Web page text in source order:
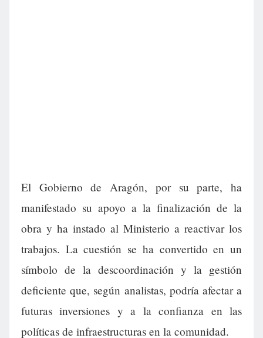
El Gobierno de Aragón, por su parte, ha
manifestado su apoyo a la finalización de la
obra y ha instado al Ministerio a reactivar los
trabajos. La cuestión se ha convertido en un
símbolo de la descoordinación y la gestión
deficiente que, según analistas, podría afectar a
futuras inversiones y a la confianza en las
políticas de infraestructuras en la comunidad.